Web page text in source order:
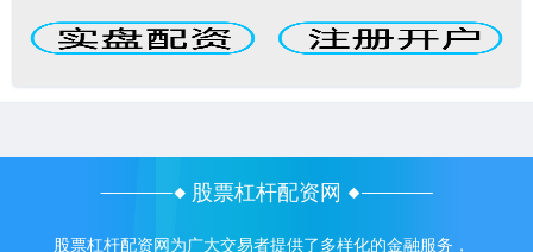
股票杠杆配资网
股票杠杆配资网为广大交易者提供了多样化的金融服务，